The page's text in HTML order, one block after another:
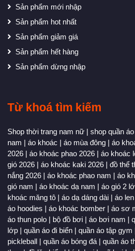
Sản phẩm mới nhập
Sản phẩm hot nhất
Sản phẩm giảm giá
Sản phẩm hết hàng
Sản phẩm dừng nhập
Từ khoá tìm kiếm
Shop thời trang nam nữ | shop quần
nam | áo khoác | áo mùa đông | áo
2026 | áo khoác phao 2026 | áo khoác
gió 2026 | áo khoác kaki 2026 | đồ thể
nắng 2026 | áo khoác phao nam | áo
gió nam | áo khoác dạ nam | áo gió 2
khoác măng tô | áo dạ dáng dài | áo
áo hoodies | áo khoác bomber | áo sơ
áo thun polo | bộ đồ bơi | áo bơi nam |
lớp | quần áo đi biển | quần áo tập gym
pickleball | quần áo bóng đá | quần áo